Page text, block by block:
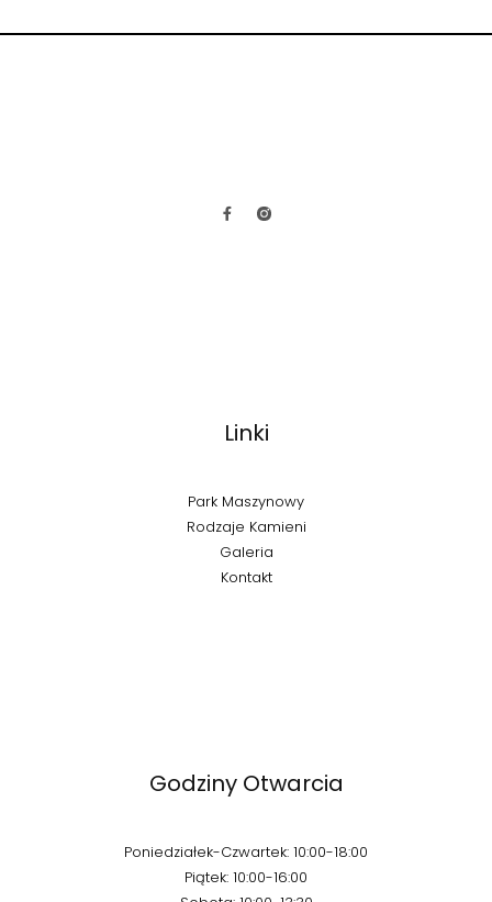
Linki
Park Maszynowy
Rodzaje Kamieni
Galeria
Kontakt
Godziny Otwarcia
Poniedziałek-Czwartek: 10:00-18:00
Piątek: 10:00-16:00